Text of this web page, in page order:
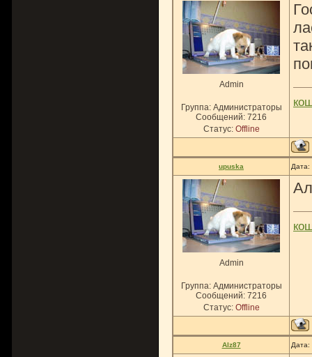
Admin
Группа: Администраторы
Сообщений: 7216
Статус: Offline
upuska
Admin
Группа: Администраторы
Сообщений: 7216
Статус: Offline
Alz87